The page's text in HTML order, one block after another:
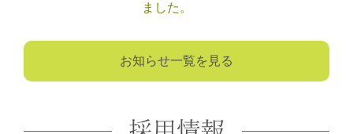
ました。
お知らせ一覧を見る